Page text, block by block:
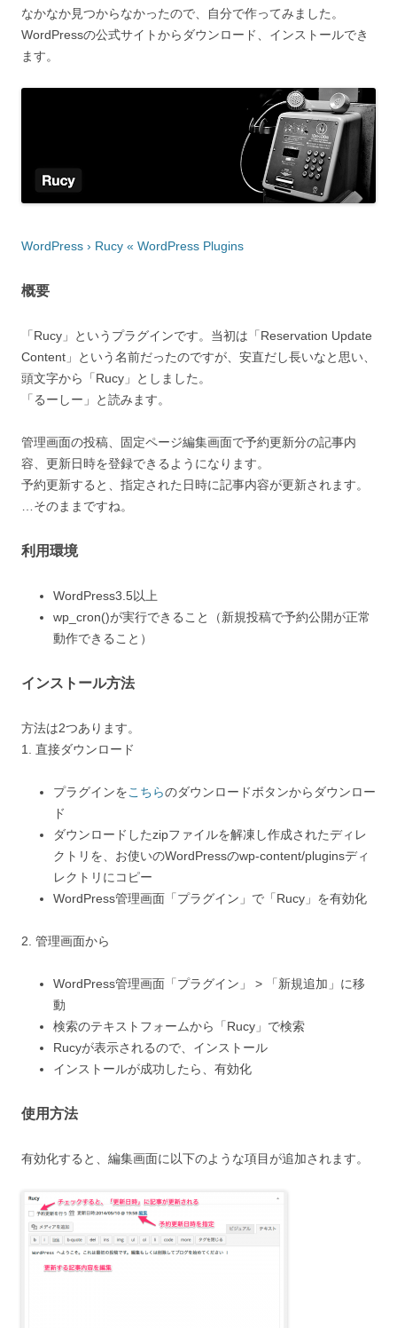
なかなか見つからなかったので、自分で作ってみました。
WordPressの公式サイトからダウンロード、インストールでき
ます。
WordPress › Rucy « WordPress Plugins
概要
「Rucy」というプラグインです。当初は「Reservation Update
Content」という名前だったのですが、安直だし長いなと思い、
頭文字から「Rucy」としました。
「るーしー」と読みます。
管理画面の投稿、固定ページ編集画面で予約更新分の記事内
容、更新日時を登録できるようになります。
予約更新すると、指定された日時に記事内容が更新されます。
…そのままですね。
利用環境
WordPress3.5以上
wp_cron()が実行できること（新規投稿で予約公開が正常
動作できること）
インストール方法
方法は2つあります。
1. 直接ダウンロード
プラグインをこちらのダウンロードボタンからダウンロー
ド
ダウンロードしたzipファイルを解凍し作成されたディレ
クトリを、お使いのWordPressのwp-content/pluginsディ
レクトリにコピー
WordPress管理画面「プラグイン」で「Rucy」を有効化
2. 管理画面から
WordPress管理画面「プラグイン」 > 「新規追加」に移
動
検索のテキストフォームから「Rucy」で検索
Rucyが表示されるので、インストール
インストールが成功したら、有効化
使用方法
有効化すると、編集画面に以下のような項目が追加されます。